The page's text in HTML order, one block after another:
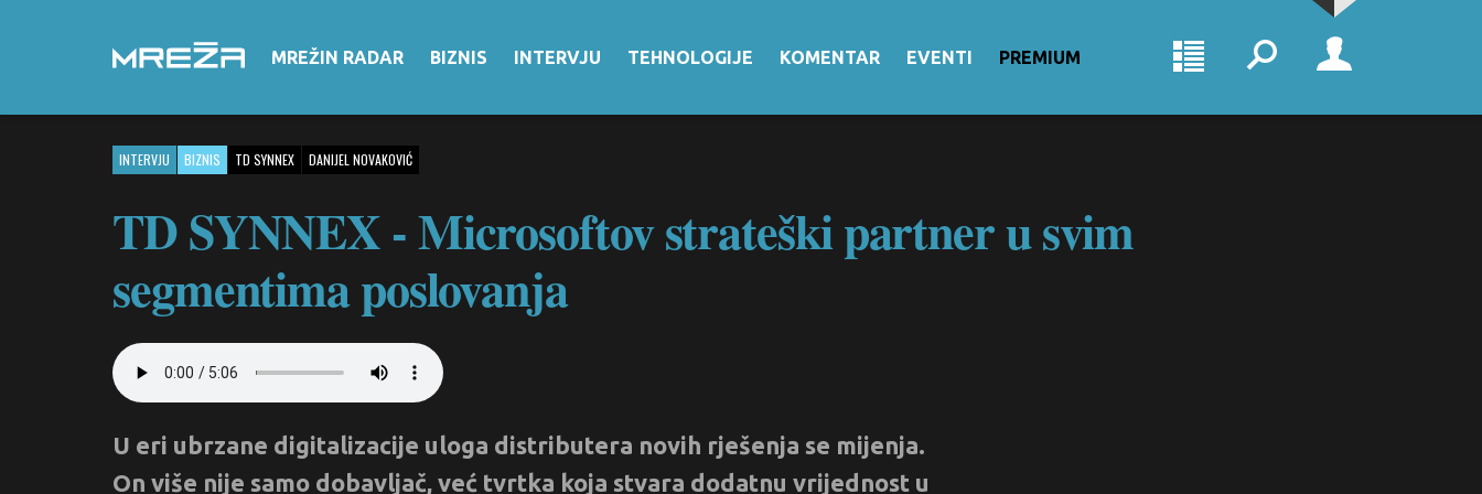
MREŽIN RADAR BIZNIS INTERVJU TEHNOLOGIJE KOMENTAR EVENTI PREMIUM
INTERVJU BIZNIS TD SYNNEX DANIJEL NOVAKOVIĆ
TD SYNNEX - Microsoftov strateški partner u svim
segmentima poslovanja
U eri ubrzane digitalizacije uloga distributera novih rješenja se mijenja.
On više nije samo dobavljač, već tvrtka koja stvara dodatnu vrijednost u